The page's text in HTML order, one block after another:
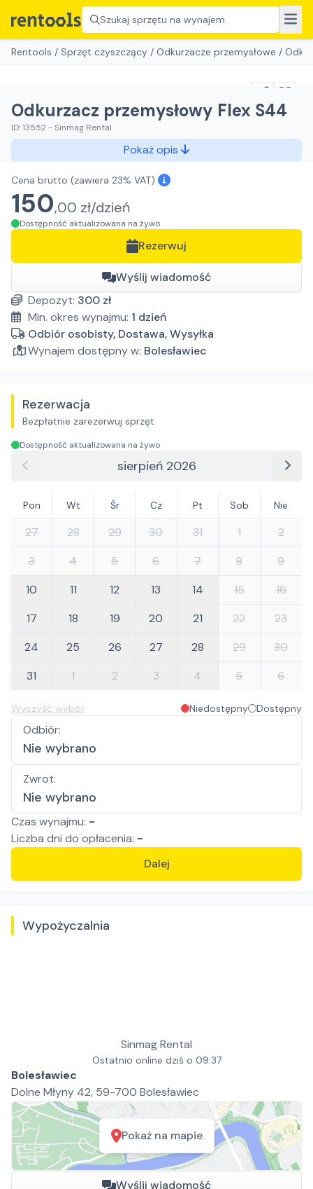
Szukaj sprzętu na wynajem
Rentools / Sprzęt czyszczący / Odkurzacze przemysłowe /
Odkurzacz przemysłowy Flex S44
ID:13552 -Sinmag Rental
Pokaż opis
Cena brutto (zawiera 23% VAT)
150,00 zł/dzień
Dostępność aktualizowana na żywo
Rezerwuj
Wyślij wiadomość
Depozyt: 300 zł
Min. okres wynajmu: 1 dzień
Odbiór osobisty, Dostawa, Wysyłka
Wynajem dostępny w: Bolesławiec
Rezerwacja
Bezpłatnie zarezerwuj sprzęt
Dostępność aktualizowana na żywo
sierpień 2026
Pon Wt Śr Cz Pt Sob Nie
27 28 29 30 31 1
2
3
4 5 6 7 8
9
10
11 12 13 14 15
16
17
18 19 20 21 22
23
24
25 26 27 28 29
30
31
1 2 3 4 5 6
Wyczyść wybór Niedostępny Dostępny
Odbiór:
Nie wybrano
Zwrot:
Nie wybrano
Czas wynajmu: -
Liczba dni do opłacenia: -
Dalej
Wypożyczalnia
Sinmag Rental
Ostatnio online dziś o 09:37
Bolesławiec
Dolne Młyny 42, 59-700 Bolesławiec
Pokaż na mapie
Wyślij wiadomość